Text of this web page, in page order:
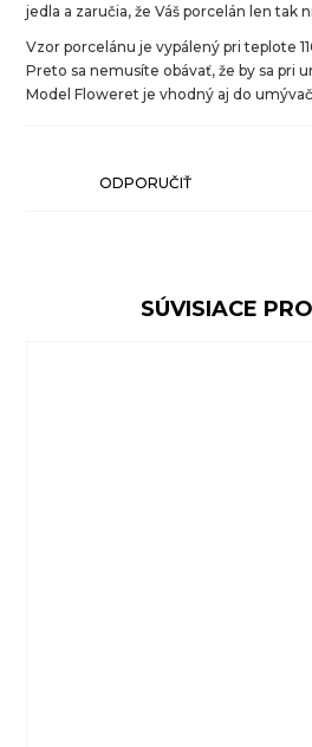
jedla a zaručia, že Váš porcelán len tak
Vzor porcelánu je vypálený pri teplote
Preto sa nemusíte obávať, že by sa pri
Model Floweret je vhodný aj do
ODPORUČIŤ
SÚVISIACE